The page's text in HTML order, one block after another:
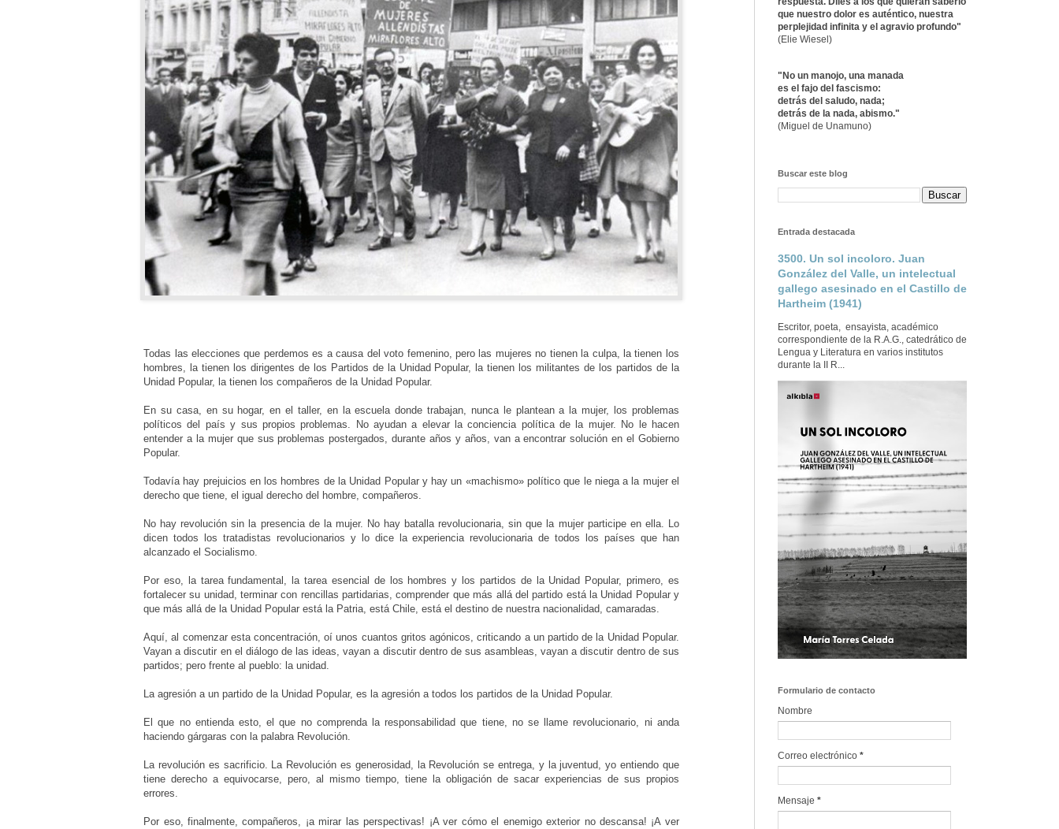
Todas las elecciones que perdemos es a causa del voto femenino, pero las mujeres no tienen la culpa, la tienen los
hombres, la tienen los dirigentes de los Partidos de la Unidad Popular, la tienen los militantes de los partidos de la
Unidad Popular, la tienen los compañeros de la Unidad Popular.
En su casa, en su hogar, en el taller, en la escuela donde trabajan, nunca le plantean a la mujer, los problemas
políticos del país y sus propios problemas. No ayudan a elevar la conciencia política de la mujer. No le hacen
entender a la mujer que sus problemas postergados, durante años y años, van a encontrar solución en el Gobierno
Popular.
Todavía hay prejuicios en los hombres de la Unidad Popular y hay un «machismo» político que le niega a la mujer el
derecho que tiene, el igual derecho del hombre, compañeros.
No hay revolución sin la presencia de la mujer. No hay batalla revolucionaria, sin que la mujer participe en ella. Lo
dicen todos los tratadistas revolucionarios y lo dice la experiencia revolucionaria de todos los países que han
alcanzado el Socialismo.
Por eso, la tarea fundamental, la tarea esencial de los hombres y los partidos de la Unidad Popular, primero, es
fortalecer su unidad, terminar con rencillas partidarias, comprender que más allá del partido está la Unidad Popular y
que más allá de la Unidad Popular está la Patria, está Chile, está el destino de nuestra nacionalidad, camaradas.
Aquí, al comenzar esta concentración, oí unos cuantos gritos agónicos, criticando a un partido de la Unidad Popular.
Vayan a discutir en el diálogo de las ideas, vayan a discutir dentro de sus asambleas, vayan a discutir dentro de sus
partidos; pero frente al pueblo: la unidad.
La agresión a un partido de la Unidad Popular, es la agresión a todos los partidos de la Unidad Popular.
El que no entienda esto, el que no comprenda la responsabilidad que tiene, no se llame revolucionario, ni anda
haciendo gárgaras con la palabra Revolución.
La revolución es sacrificio. La Revolución es generosidad, la Revolución se entrega, y la juventud, yo entiendo que
tiene derecho a equivocarse, pero, al mismo tiempo, tiene la obligación de sacar experiencias de sus propios
errores.
Por eso, finalmente, compañeros, ¡a mirar las perspectivas! ¡A ver cómo el enemigo exterior no descansa! ¡A ver
que nuestro dolor es auténtico, nuestra
perplejidad infinita y el agravio profundo"
(Elie Wiesel)
"No un manojo, una manada
es el fajo del fascismo:
detrás del saludo, nada;
detrás de la nada, abismo."
(Miguel de Unamuno)
Buscar este blog
Entrada destacada
3500. Un sol incoloro. Juan
González del Valle, un intelectual
gallego asesinado en el Castillo de
Hartheim (1941)
Escritor, poeta, ensayista, académico
correspondiente de la R.A.G., catedrático de
Lengua y Literatura en varios institutos
durante la II R...
Formulario de contacto
Nombre
Correo electrónico *
Mensaje *